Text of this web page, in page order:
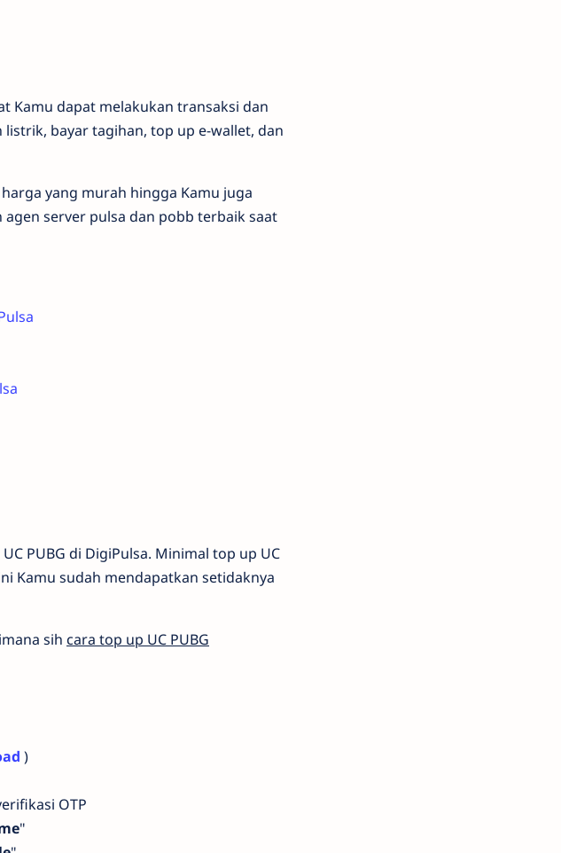
Kamu dapat melakukan transaksi dan
bayar tagihan, top up e-wallet, dan
yang murah hingga Kamu juga
server pulsa dan pobb terbaik saat
PUBG di DigiPulsa. Minimal top up UC
Kamu sudah mendapatkan setidaknya
sih cara top up UC PUBG
)
OTP
"